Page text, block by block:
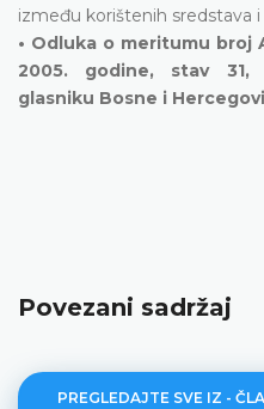
između korištenih sredstava
• Odluka o meritumu broj
2005. godine, stav 31,
glasniku Bosne i
Povezani sadržaj
PREGLEDAJTE SVE IZ -